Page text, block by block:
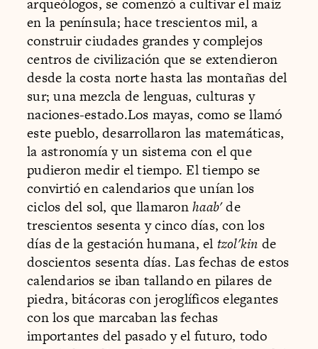
arqueólogos, se comenzó a cultivar el maíz
en la península; hace trescientos mil, a
construir ciudades grandes y complejos
centros de civilización que se extendieron
desde la costa norte hasta las montañas del
sur; una mezcla de lenguas, culturas y
naciones-estado.Los mayas, como se llamó
este pueblo, desarrollaron las matemáticas,
la astronomía y un sistema con el que
pudieron medir el tiempo. El tiempo se
convirtió en calendarios que unían los
ciclos del sol, que llamaronhaab'de
trescientos sesenta y cinco días, con los
días de la gestación humana, el tzol'kin de
doscientos sesenta días. Las fechas de estos
calendarios se iban tallando en pilares de
piedra, bitácoras con jeroglíficos elegantes
con los que marcaban las fechas
importantes del pasado y el futuro, todo